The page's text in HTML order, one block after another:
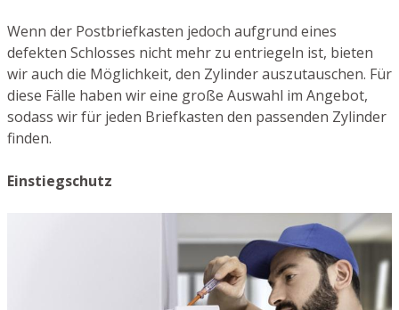
Wenn der Postbriefkasten jedoch aufgrund eines
defekten Schlosses nicht mehr zu entriegeln ist, bieten
wir auch die Möglichkeit, den Zylinder auszutauschen. Für
diese Fälle haben wir eine große Auswahl im Angebot,
sodass wir für jeden Briefkasten den passenden Zylinder
finden.
Einstiegschutz